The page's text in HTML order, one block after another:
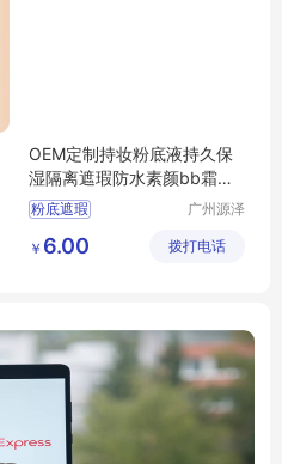
OEM定制持妆粉底液持久保
湿隔离遮瑕防水素颜bb霜代
加工
粉底遮瑕
广州源泽
公司
￥ 6.00 拨打电话